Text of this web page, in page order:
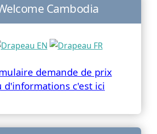
Cambodia
demande de prix
d'informations c'est ici